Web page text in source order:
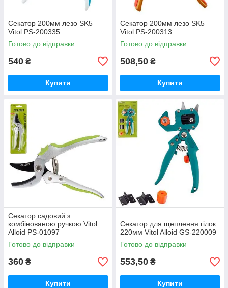
Секатор 200мм лезо SK5
Vitol PS-200335
Готово до відправки
540 ₴
Купити
Секатор 200мм лезо SK5
Vitol PS-200313
Готово до відправки
508,50 ₴
Купити
Секатор садовий з
комбінованою ручкою Vitol
Alloid PS-01097
Готово до відправки
360 ₴
Купити
Секатор для щеплення гілок
220мм Vitol Alloid GS-220009
Готово до відправки
553,50 ₴
Купити